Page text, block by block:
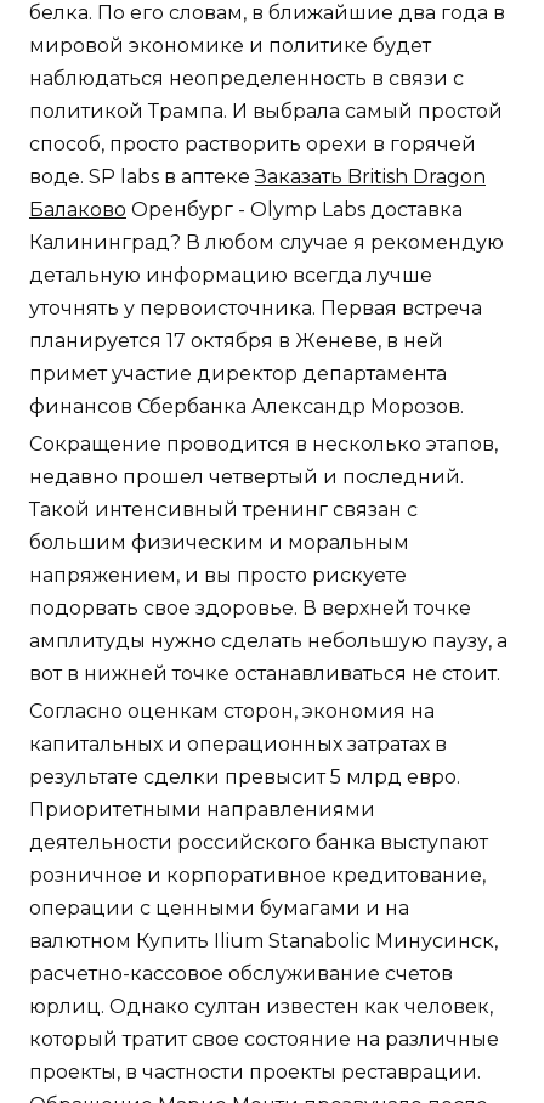
белка. По его словам, в ближайшие два года в
мировой экономике и политике будет
наблюдаться неопределенность в связи с
политикой Трампа. И выбрала самый простой
способ, просто растворить орехи в горячей
воде. SP labs в аптекеЗаказать British Dragon
Балаково Оренбург - Olymp Labs доставка
Калининград? В любом случае я рекомендую
детальную информацию всегда лучше
уточнять у первоисточника. Первая встреча
планируется 17 октября в Женеве, в ней
примет участие директор департамента
финансов Сбербанка Александр Морозов.
Сокращение проводится в несколько этапов,
недавно прошел четвертый и последний.
Такой интенсивный тренинг связан с
большим физическим и моральным
напряжением, и вы просто рискуете
подорвать свое здоровье. В верхней точке
амплитуды нужно сделать небольшую паузу, а
вот в нижней точке останавливаться не стоит.
Согласно оценкам сторон, экономия на
капитальных и операционных затратах в
результате сделки превысит 5 млрд евро.
Приоритетными направлениями
деятельности российского банка выступают
розничное и корпоративное кредитование,
операции с ценными бумагами и на
валютном Купить Ilium Stanabolic Минусинск,
расчетно-кассовое обслуживание счетов
юрлиц. Однако султан известен как человек,
который тратит свое состояние на различные
проекты, в частности проекты реставрации.